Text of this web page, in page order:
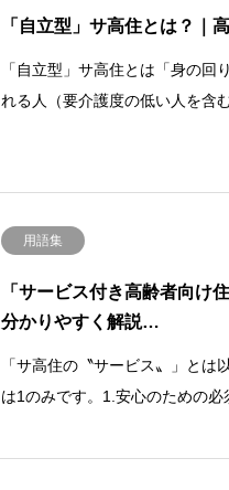
「自立型」サ高住とは？｜
「自立型」サ高住とは「身の
れる人（要介護度の低い人を含
用語集
「サービス付き高齢者向け
分かりやすく解説…
「サ高住の〝サービス〟」と
は1のみです。1.安心のための